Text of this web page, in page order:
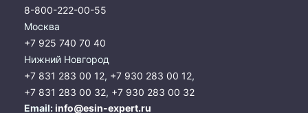
8-800-222-00-55
Москва
+7 925 740 70 40
Нижний Новгород
+7 831 283 00 12, +7 930 283 00 12,
+7 831 283 00 32, +7 930 283 00 32
Email:info@esin-expert.ru